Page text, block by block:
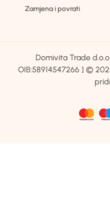
Zamjena i povrati
Domivita Trade
OIB:58914547266 ] ©